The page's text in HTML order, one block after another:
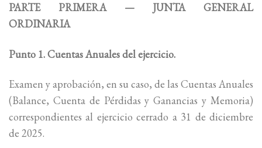
PARTE PRIMERA — JUNTA GENERAL
ORDINARIA
Punto 1. Cuentas Anuales del ejercicio.
Examen y aprobación, en su caso, de las Cuentas Anuales
(Balance, Cuenta de Pérdidas y Ganancias y Memoria)
correspondientes al ejercicio cerrado a 31 de diciembre
de 2025.